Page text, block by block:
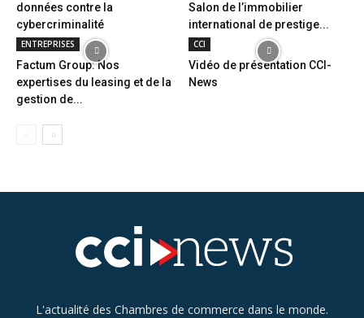
données contre la
cybercriminalité
Salon de l’immobilier
international de prestige...
ENTREPRISES
Factum Group: Nos
expertises du leasing et de la
gestion de...
CCI
Vidéo de présentation CCI-
News
L'actualité des Chambres de commerce dans le monde.